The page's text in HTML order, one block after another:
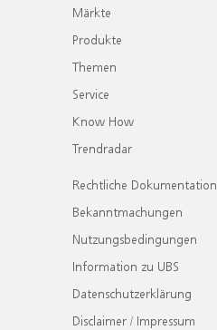
Märkte
Produkte
Themen
Service
Know How
Trendradar
Rechtliche Dokumentation
Bekanntmachungen
Nutzungsbedingungen
Information zu UBS
Datenschutzerklärung
Disclaimer / Impressum